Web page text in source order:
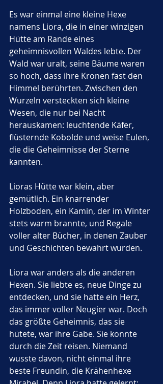
Es war einmal eine kleine Hexe
namens Liora, die in einer winzigen
Hütte am Rande eines
geheimnisvollen Waldes lebte. Der
Wald war uralt, seine Bäume waren
so hoch, dass ihre Kronen fast den
Himmel berührten. Zwischen den
Wurzeln versteckten sich kleine
Wesen, die nur bei Nacht
herauskamen: leuchtende Käfer,
flüsternde Kobolde und weise Eulen,
die die Geheimnisse der Sterne
kannten.
Lioras Hütte war klein, aber
gemütlich. Ein knarrender
Holzboden, ein Kamin, der im Winter
stets warm brannte, und Regale
voller alter Bücher, in denen Zauber
und Geschichten bewahrt wurden.
Liora war anders als die anderen
Hexen. Sie liebte es, neue Dinge zu
entdecken, und sie hatte ein Herz,
das immer voller Neugier war. Doch
das größte Geheimnis, das sie
hütete, war ihre Gabe. Sie konnte
durch die Zeit reisen. Niemand
wusste davon, nicht einmal ihre
beste Freundin, die Krähenhexe